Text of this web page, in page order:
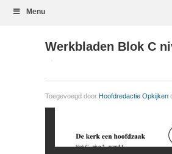
Menu
Werkbladen Blok C
Toegevoegd door Hoofdredactie Opkijken